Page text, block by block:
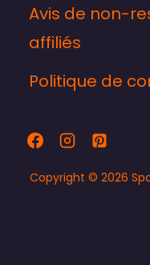
AU
Avis de non-
affiliés
Politique de
Copyright © 2026